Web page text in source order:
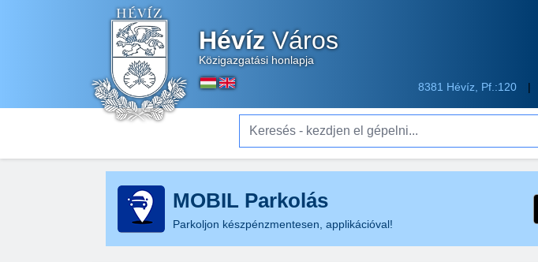
HévízVáros
Közigazgatási honlapja
8381 Hévíz, Pf.:120
Keresés - kezdjen el gépelni...
MOBIL Parkolás
Parkoljon készpénzmentesen, applikációval!